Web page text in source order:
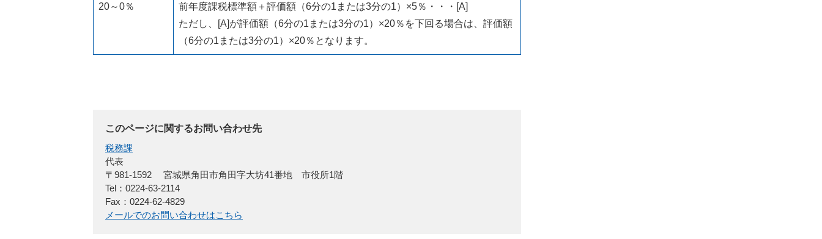
20～0％
前年度課税標準額＋評価額（6分の1または3分の1）×5％・・・[A]
ただし、[A]が評価額（6分の1または3分の1）×20％を下回る場合は、評価額
（6分の1または3分の1）×20％となります。
このページに関するお問い合わせ先
税務課
代表
〒981-1592
宮城県角田市角田字大坊41番地 市役所1階
Tel：0224-63-2114
Fax：0224-62-4829
メールでのお問い合わせはこちら